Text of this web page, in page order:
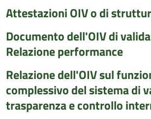
Attestazioni OIV o di
Documento dell'OIV di
Relazione performance
Relazione dell'OIV sul
complessivo del sistema di
trasparenza e controllo